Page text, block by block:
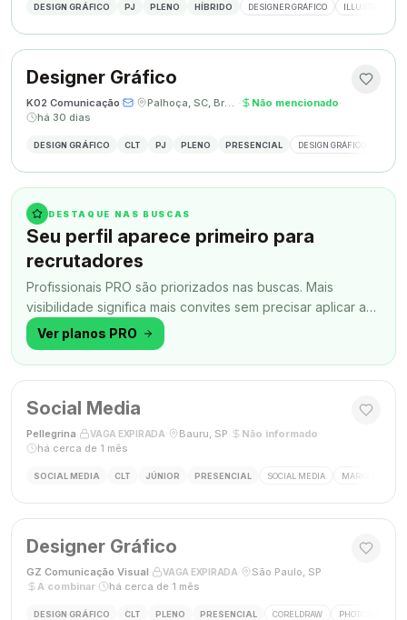
DESIGN GRÁFICO PJ PLENO HÍBRIDO DESIGNER GRÁFICO ILLUSTRATOR
Designer Gráfico
K02 Comunicação· · Palhoça, SC, Brasil · Não mencionado·
há 30 dias
DESIGN GRÁFICO CLT PJ PLENO PRESENCIAL DESIGN GRÁFICO
DESTAQUE NAS BUSCAS
Seu perfil aparece primeiro para
recrutadores
Profissionais PRO são priorizados nas buscas. Mais
visibilidade significa mais convites sem precisar aplicar a
todo momento.
Ver planos PRO
Social Media
Pellegrina VAGA EXPIRADA Bauru, SP Não informado
há cerca de 1 mês
SOCIAL MEDIA CLT JÚNIOR PRESENCIAL SOCIAL MEDIA MARKETING
Designer Gráfico
GZ Comunicação Visual VAGA EXPIRADA São Paulo, SP
A combinar
há cerca de 1 mês
DESIGN GRÁFICO CLT PLENO PRESENCIAL CORELDRAW PHOTOSHOP